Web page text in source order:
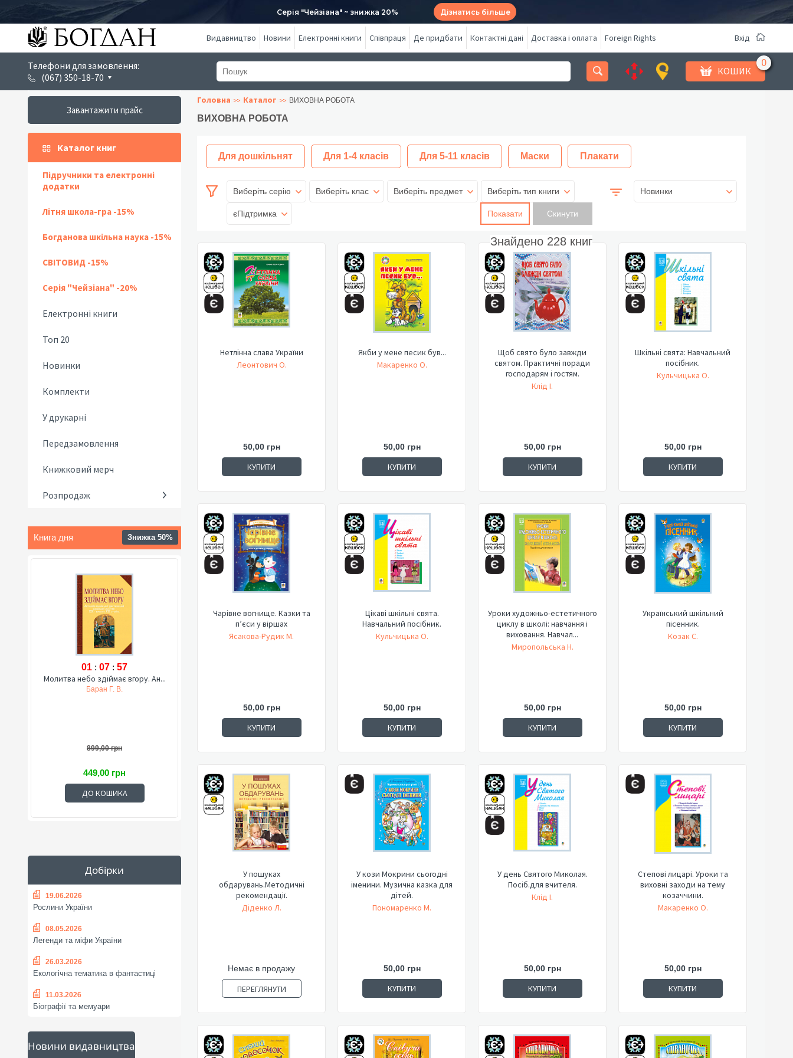
Серія "Чейзіана" ~ знижка 20% Дізнатись більше
Видавництво Новини Електронні книги Співпраця Де придбати Контактні дані Доставка і оплата Foreign Rights Вхід
Телефони для замовлення:
(067) 350-18-70
КОШИК
Завантажити прайс
Каталог книг
Підручники та електронні
додатки
Літня школа-гра -15%
Богданова шкільна наука -15%
СВІТОВИД -15%
Серія "Чейзіана" -20%
Електронні книги
Топ 20
Новинки
Комплекти
У друкарні
Передзамовлення
Книжковий мерч
Розпродаж
Книга дня Знижка 50%
01 : 07 : 56
Молитва небо здіймає вгору. Ан...
Баран Г. В.
899,00 грн
449,00 грн
ДО КОШИКА
Добірки
19.06.2026
Рослини України
08.05.2026
Легенди та міфи України
26.03.2026
Екологічна тематика в фантастиці
11.03.2026
Біографії та мемуари
Новини видавництва
Головна Каталог ВИХОВНА РОБОТА
ВИХОВНА РОБОТА
Для дошкільнят Для 1-4 класів Для 5-11 класів Маски Плакати
Виберіть серію Виберіть клас Виберіть предмет Виберіть тип книги
єПідтримка Показати
Знайдено 228 книг
Новинки
Нетлінна слава України
Леонтович О.
50,00 грн
КУПИТИ
Якби у мене песик був...
Макаренко О.
50,00 грн
КУПИТИ
Щоб свято було завжди
святом. Практичні поради
господарям і гостям.
Клід І.
50,00 грн
КУПИТИ
Шкільні свята: Навчальний
посібник.
Кульчицька О.
50,00 грн
КУПИТИ
Чарівне вогнище. Казки та
п’єси у віршах
Ясакова-Рудик М.
50,00 грн
КУПИТИ
Цікаві шкільні свята.
Навчальний посібник.
Кульчицька О.
50,00 грн
КУПИТИ
Уроки художньо-естетичного
циклу в школі: навчання і
виховання. Навчал...
Миропольська Н.
50,00 грн
КУПИТИ
Український шкільний
пісенник.
Козак С.
50,00 грн
КУПИТИ
У пошуках
обдарувань.Методичні
рекомендації.
Діденко Л.
Немає в продажу
ПЕРЕГЛЯНУТИ
У кози Мокрини сьогодні
іменини. Музична казка для
дітей.
Пономаренко М.
50,00 грн
КУПИТИ
У день Святого Миколая.
Посіб.для вчителя.
Клід І.
50,00 грн
КУПИТИ
Степові лицарі. Уроки та
виховні заходи на тему
козаччини.
Макаренко О.
50,00 грн
КУПИТИ